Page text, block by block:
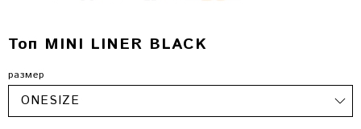
Топ MINI LINER BLACK
размер